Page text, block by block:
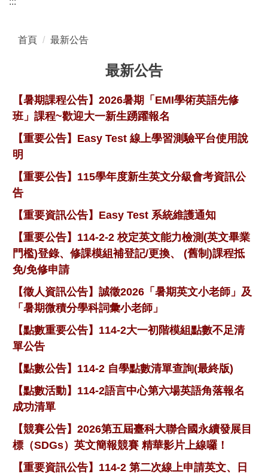
首頁 最新公告
最新公告
【暑期課程公告】2026暑期「EMI學術英語先修
班」課程~歡迎大一新生踴躍報名
【重要公告】Easy Test 線上學習測驗平台使用說
明
【重要公告】115學年度新生英文分級會考資訊公
告
【重要資訊公告】Easy Test 系統維護通知
【重要公告】114-2-2 校定英文能力檢測(英文畢業
門檻)登錄、修課模組補登記/更換、 (舊制)課程抵
免/免修申請
【徵人資訊公告】誠徵2026「暑期英文小老師」及
「暑期微積分學科詞彙小老師」
【點數重要公告】114-2大一初階模組點數不足清
單公告
【點數公告】114-2 自學點數清單查詢(最終版)
【點數活動】114-2語言中心第六場英語角落報名
成功清單
【競賽公告】2026第五屆臺科大聯合國永續發展目
標（SDGs）英文簡報競賽 精華影片上線囉！
【重要資訊公告】114-2 第二次線上申請英文、日